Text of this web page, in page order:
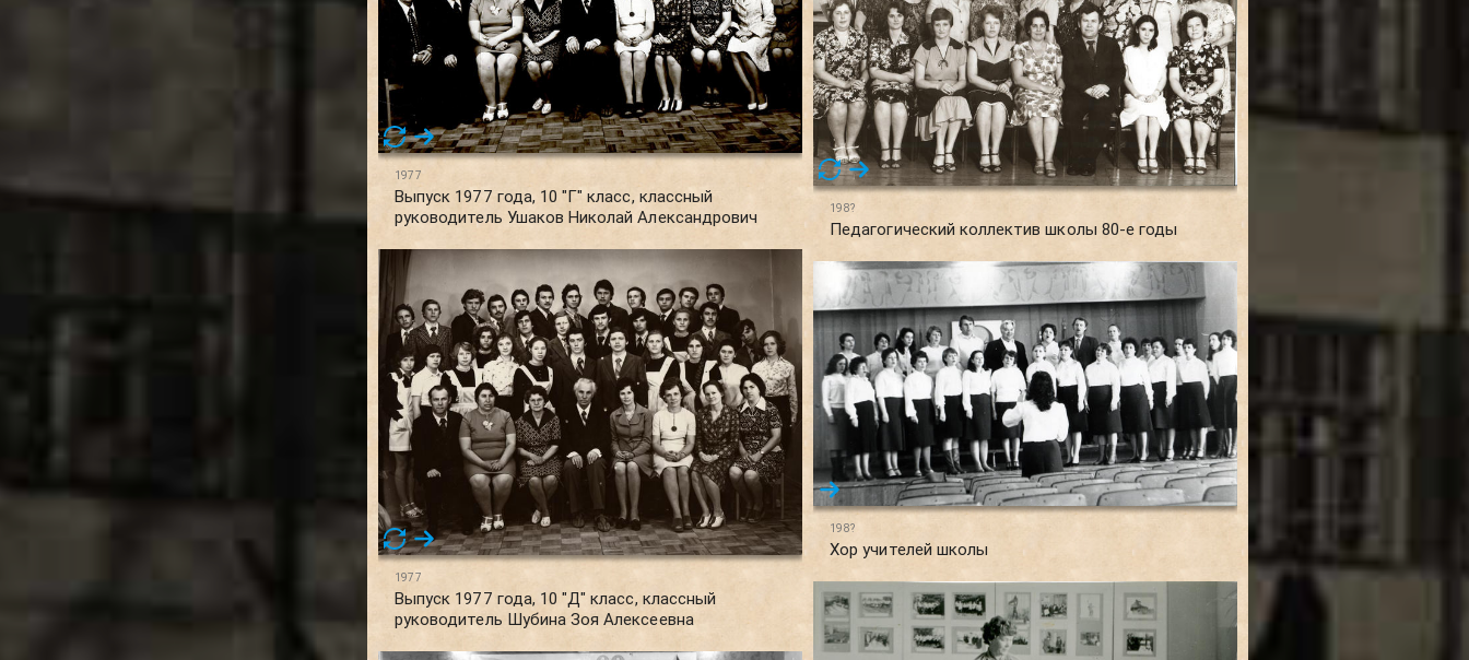
1977
Выпуск 1977 года, 10 "Г" класс, классный
руководитель Ушаков Николай Александрович
1977
Выпуск 1977 года, 10 "Д" класс, классный
руководитель Шубина Зоя Алексеевна
198?
Педагогический коллектив школы 80-е годы
198?
Хор учителей школы